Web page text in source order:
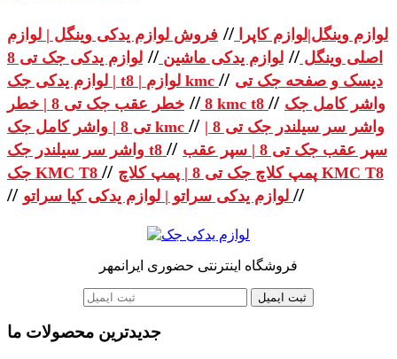
لوازم وینگل|لوازم کاپرا// فروش لوازم یدکی وینگل | لوازم
اصلی وینگل// لوازم یدکی ماشین//
لوازم یدکی جک تی 8
| لوازم یدکی جک t8 | لوازم kmc // دیسک و صفحه جک تی
8
// خطر عقب جک تی 8 | خطر kmc t8 // واشر کامل جک
تی 8 | واشر کامل جک kmc // واشر سر سیلندر جک تی 8 |
واشر سر سیلندر جک t8 // سپر عقب جک تی 8 | سپر عقب
جک KMC T8 // پمپ کلاچ جک تی 8 | پمپ کلاچ KMC T8
// //
فروشگاه اینترنتی حضوری ایرانمهر
ثبت ایمیل
جدیدترین محصولات ما